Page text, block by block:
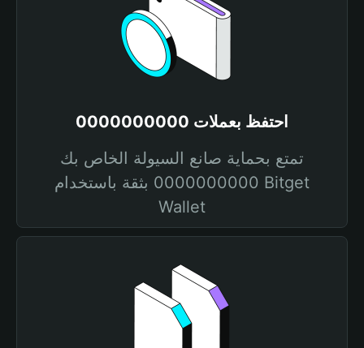
احتفظ بعملات 0000000000
تمتع بحماية صانع السيولة الخاص بك
0000000000 بثقة باستخدام Bitget
Wallet